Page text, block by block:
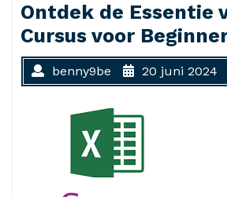
Ontdek de Essentie
Cursus voor
benny9be 20 juni 2024